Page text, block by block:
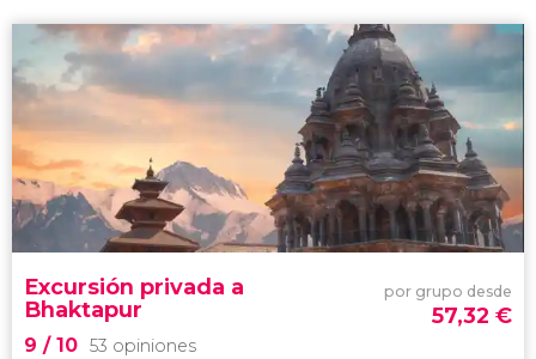
Excursión privada a
Bhaktapur
9 / 10 53 opiniones
por grupo desde
57,32 €